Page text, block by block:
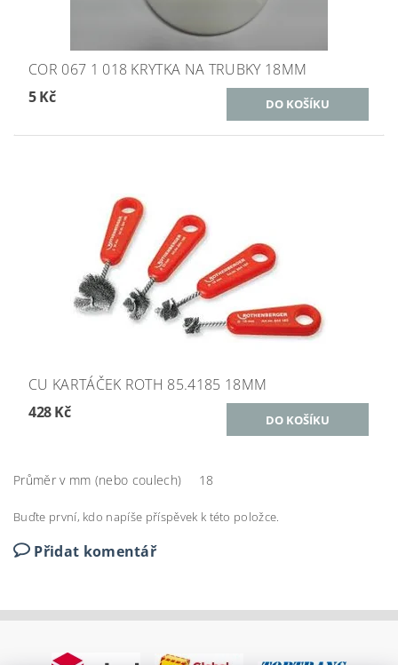
COR 067 1 018 KRYTKA NA TRUBKY 18MM
5 Kč
CU KARTÁČEK ROTH 85.4185 18MM
428 Kč
Průměr v mm (nebo coulech) 18
Buďte první, kdo napíše příspěvek k této položce.
Přidat komentář